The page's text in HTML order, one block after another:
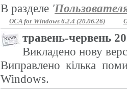
В разделе '
OCA for Windows 6.2.4 (20.06.26)
травень-червень
Викладено нову
Виправлено кілька
Windows.